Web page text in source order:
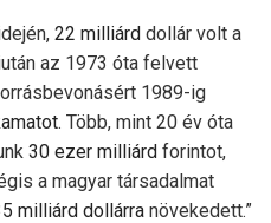
22 milliárd dollár volt a
az 1973 óta felvett
1989-ig
. Több, mint 20 év óta
30 ezer milliárd forintot,
a magyar társadalmat
milliárd dollárra növekedett.”